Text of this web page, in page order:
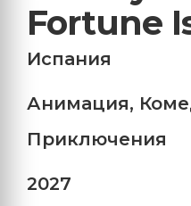
Fortune
Испания
Анимация,
Приключения
2027